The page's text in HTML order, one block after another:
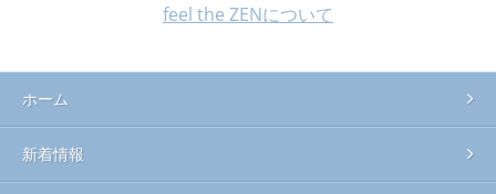
feel the ZENについて
ホーム
新着情報